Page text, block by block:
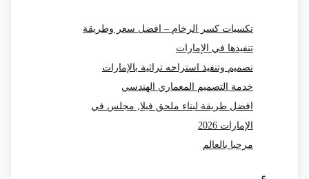
تكسيات كسر الرخام – افضل سعر وطريقة
تنفيذها في الإمارات
تصميم وتنفيذ استراحه تراثية بالإمارات
خدمة التصميم المعماري الهندسي
افضل طريقة لبناء ملحق فيلا, مجلس في
الإمارات 2026
مرحبا بالعالم